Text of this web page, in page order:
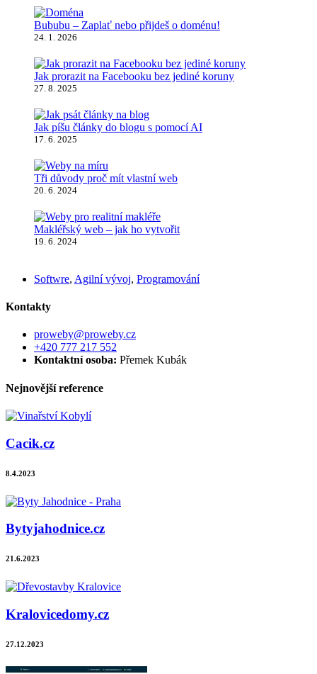
Bububu – Zaplať nebo přijdeš o doménu!
24. 1. 2026
Jak prorazit na Facebooku bez jediné koruny
27. 8. 2025
Jak píšu články do blogu s pomocí AI
17. 6. 2025
Tři důvody proč mít vlastní web
20. 6. 2024
Makléřský web – jak ho vytvořit
19. 6. 2024
Softwre, Agilní vývoj, Programování
Kontakty
proweby@proweby.cz
+420 777 217 552
Kontaktní osoba: Přemek Kubák
Nejnovější reference
Cacik.cz
8.4.2023
Bytyjahodnice.cz
21.6.2023
Kralovicedomy.cz
27.12.2023